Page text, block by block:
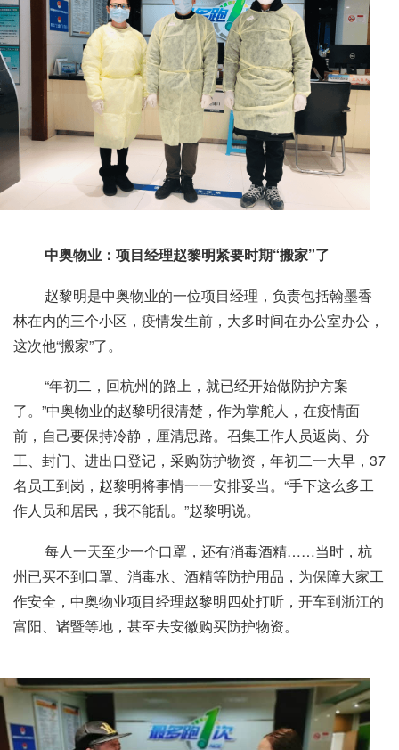
中奥物业：项目经理赵黎明紧要时期“搬家”了
赵黎明是中奥物业的一位项目经理，负责包括翰墨香
林在内的三个小区，疫情发生前，大多时间在办公室办公，
这次他“搬家”了。
“年初二，回杭州的路上，就已经开始做防护方案
了。”中奥物业的赵黎明很清楚，作为掌舵人，在疫情面
前，自己要保持冷静，厘清思路。召集工作人员返岗、分
工、封门、进出口登记，采购防护物资，年初二一大早，37
名员工到岗，赵黎明将事情一一安排妥当。“手下这么多工
作人员和居民，我不能乱。”赵黎明说。
每人一天至少一个口罩，还有消毒酒精……当时，杭
州已买不到口罩、消毒水、酒精等防护用品，为保障大家工
作安全，中奥物业项目经理赵黎明四处打听，开车到浙江的
富阳、诸暨等地，甚至去安徽购买防护物资。